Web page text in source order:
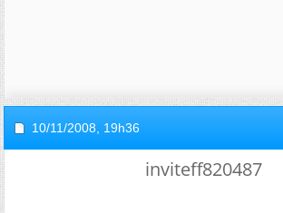
10/11/2008, 19h36
inviteff820487